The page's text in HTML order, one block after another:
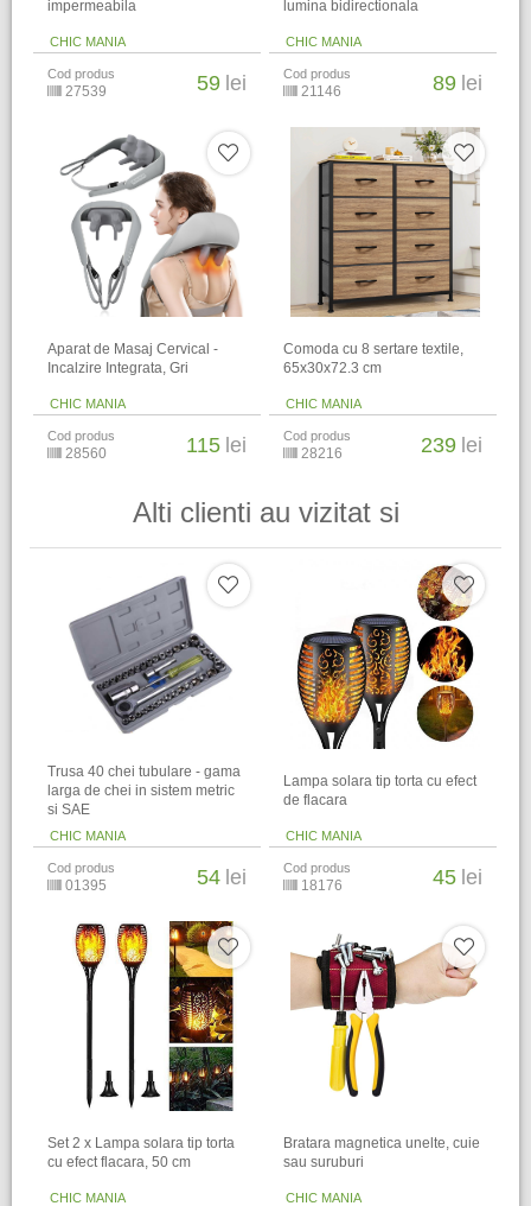
impermeabila
CHIC MANIA
Cod produs
27539 59 lei
lumina bidirectionala
CHIC MANIA
Cod produs
21146 89 lei
Aparat de Masaj Cervical -
Incalzire Integrata, Gri
CHIC MANIA
Cod produs
28560 115 lei
Comoda cu 8 sertare textile,
65x30x72.3 cm
CHIC MANIA
Cod produs
28216 239 lei
Alti clienti au vizitat si
Trusa 40 chei tubulare - gama
larga de chei in sistem metric
si SAE
CHIC MANIA
Cod produs
01395 54 lei
Lampa solara tip torta cu efect
de flacara
CHIC MANIA
Cod produs
18176 45 lei
Set 2 x Lampa solara tip torta
cu efect flacara, 50 cm
CHIC MANIA
Bratara magnetica unelte, cuie
sau suruburi
CHIC MANIA